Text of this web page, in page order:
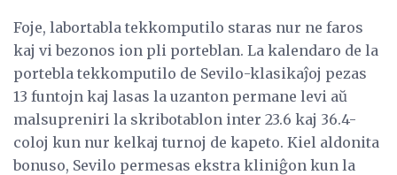
Foje, labortabla tekkomputilo staras nur ne faros
kaj vi bezonos ion pli porteblan. La kalendaro de la
portebla tekkomputilo de Sevilo-klasikaĵoj pezas
13 funtojn kaj lasas la uzanton permane levi aŭ
malsupreniri la skribotablon inter 23.6 kaj 36.4-
coloj kun nur kelkaj turnoj de kapeto. Kiel aldonita
bonuso, Sevilo permesas ekstra kliniĝon kun la